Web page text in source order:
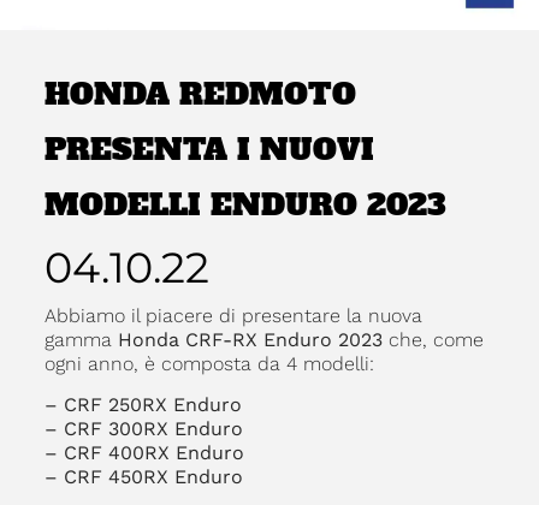
HONDA REDMOTO
PRESENTA I NUOVI
MODELLI ENDURO 2023
04.10.22
Abbiamo il piacere di presentare la nuova
gamma Honda CRF-RX Enduro 2023che, come
ogni anno, è composta da 4 modelli:
– CRF 250RX Enduro
– CRF 300RX Enduro
– CRF 400RX Enduro
– CRF 450RX Enduro